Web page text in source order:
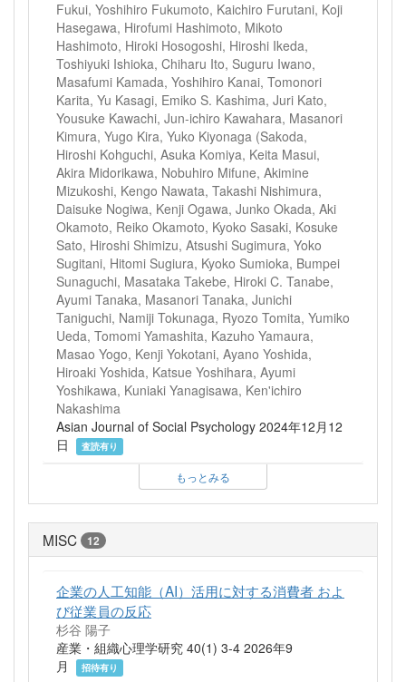
Fukui, Yoshihiro Fukumoto, Kaichiro Furutani, Koji
Hasegawa, Hirofumi Hashimoto, Mikoto
Hashimoto, Hiroki Hosogoshi, Hiroshi Ikeda,
Toshiyuki Ishioka, Chiharu Ito, Suguru Iwano,
Masafumi Kamada, Yoshihiro Kanai, Tomonori
Karita, Yu Kasagi, Emiko S. Kashima, Juri Kato,
Yousuke Kawachi, Jun‐ichiro Kawahara, Masanori
Kimura, Yugo Kira, Yuko Kiyonaga (Sakoda,
Hiroshi Kohguchi, Asuka Komiya, Keita Masui,
Akira Midorikawa, Nobuhiro Mifune, Akimine
Mizukoshi, Kengo Nawata, Takashi Nishimura,
Daisuke Nogiwa, Kenji Ogawa, Junko Okada, Aki
Okamoto, Reiko Okamoto, Kyoko Sasaki, Kosuke
Sato, Hiroshi Shimizu, Atsushi Sugimura, Yoko
Sugitani, Hitomi Sugiura, Kyoko Sumioka, Bumpei
Sunaguchi, Masataka Takebe, Hiroki C. Tanabe,
Ayumi Tanaka, Masanori Tanaka, Junichi
Taniguchi, Namiji Tokunaga, Ryozo Tomita, Yumiko
Ueda, Tomomi Yamashita, Kazuho Yamaura,
Masao Yogo, Kenji Yokotani, Ayano Yoshida,
Hiroaki Yoshida, Katsue Yoshihara, Ayumi
Yoshikawa, Kuniaki Yanagisawa, Ken'ichiro
Nakashima
Asian Journal of Social Psychology 2024年12月12
日
査読有り
もっとみる
MISC 12
企業の人工知能（AI）活用に対する消費者 およ
び従業員の反応
杉谷 陽子
産業・組織心理学研究 40(1) 3-4 2026年9
月
招待有り